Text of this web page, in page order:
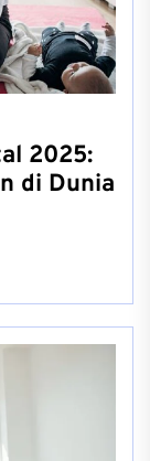
2025:
di Dunia